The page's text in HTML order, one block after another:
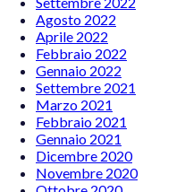
Agosto 2022
Aprile 2022
Febbraio 2022
Gennaio 2022
Settembre 2021
Marzo 2021
Febbraio 2021
Gennaio 2021
Dicembre 2020
Novembre 2020